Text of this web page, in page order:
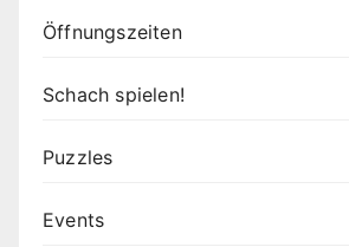
Öffnungszeiten
Schach spielen!
Puzzles
Events